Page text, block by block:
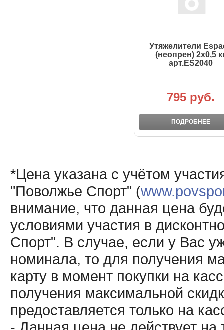
Утяжелители
(неопрен) 2х0,5
арт.ES2040
795 руб.
ПОДРОБНЕЕ
*Цена указана с учётом
"Поволжье Спорт" (
внимание, что данная цена
условиями участия в
Спорт". В случае, если у Вас
номинала, то для получения
карту в момент покупки на
получения максимальной
предоставляется только на